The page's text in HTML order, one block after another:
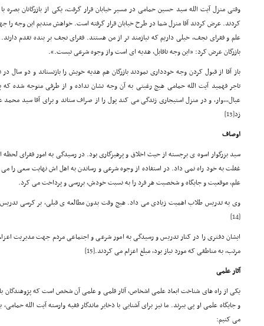
وقتی منزل آیت الله سید حسین حمامی در مسیر خیابان قرار گرفت، یکی از بازرگانان بصره
کردند. عرض کردند آقا منزل شما در طرح خیابان قرار گرفته است. خواهش مندیم این وجه را
علم و فقرای نجف، خیلی داریم که نیازمند تر از من هستند. فقرای نجف بر بنده تقدم
بازرگان عرض کرد: «این وجه ناقابل، هدیه ای است واز وجوه شرعی نیست.».
باز آقا از قبول کردن وجه خودداری نمودند بازرگان هم هدیه خویش را بازنستاند و دو
تاجر فهمید آیت الله حمامی هیچ رغبتی به آن وجه نشان نداده و از طرفی متوجه شده
عیال­,,,وار، و در منزل استیجاری زندگی می کند پول را از صراف ستاند و برای آقا سید محمد
زد[13]
اوصاف
سید بزرگوار اسوه ی برجسته از حیث اخلاق و پرهیزگاری بود. در رسیدگی به امور فقرای
غفلت به خود راه نمی داد. در استفاده از وجوه شرعی و رساندن به اهل اش نهایت سعی را
علم، موقعیت و جایگاه و شخصیت هر فرد را به نسبت خودش، بررسی و پرداخت می کرد.
وی به تدریس طلاب اهمیت زیادی می داد. هیچ وقت بدون مطالعه ی قبلی، بر کرسی تدریس
[14]
ایشان دفتری را در کنار تدریس و رسیدگی به امور شرعی و اجتماعی مردم جهت مدیریت اعزام
مرتب، به مناطقی که مورد نیاز بود، مبلغ اعزام می کردند.[15]
آثار علمی
یکی از راه های شناخت ابعاد علمی اشخاص، آثار قلمی و علمی آن شخص است که پژوهندگان با
و جایگاه علمی او پی ببرند. ما نیز برای آشنایی با ذخایر ماندگار فقیه وارسته آیت الله
می کنیم: